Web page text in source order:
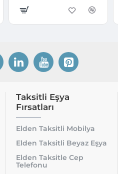
Taksitli Eşya
Fırsatları
Elden Taksitli Mobilya
Elden Taksitli Beyaz Eşya
Elden Taksitle Cep
Telefonu